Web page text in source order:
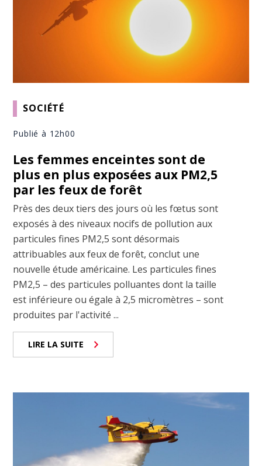
SOCIÉTÉ
Publié à 12h00
Les femmes enceintes sont de
plus en plus exposées aux PM2,5
par les feux de forêt
Près des deux tiers des jours où les fœtus sont
exposés à des niveaux nocifs de pollution aux
particules fines PM2,5 sont désormais
attribuables aux feux de forêt, conclut une
nouvelle étude américaine. Les particules fines
PM2,5 – des particules polluantes dont la taille
est inférieure ou égale à 2,5 micromètres – sont
produites par l'activité ...
LIRE LA SUITE